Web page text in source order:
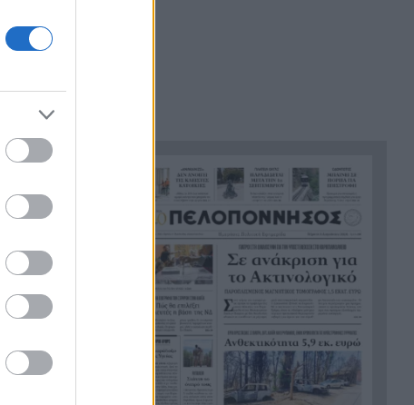
παρουσιάσουν προφορικά τις
εργασίες τους
20:36 Το τελευταίο «αντίο» στην
τελετή αποτέφρωσης του
συντονιστή που σκοτώθηκε
μετά τη σύγκρουση
ελικοπτέρων στην Ψάθα,
ΦΩΤΟ
Στιγμές αγωνίας και θρίλερ
στο Αίγιο: Οδηγός λεωφορείου